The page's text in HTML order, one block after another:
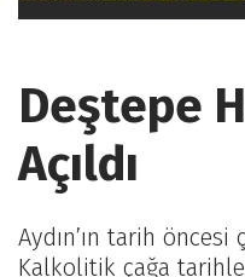
Deştepe
Açıldı
Aydın’ın tarih öncesi
Kalkolitik çağa